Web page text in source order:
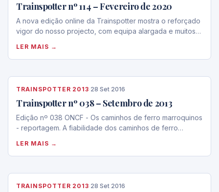
Trainspotter nº 114 – Fevereiro de 2020
A nova edição online da Trainspotter mostra o reforçado
vigor do nosso projecto, com equipa alargada e muitos…
LER MAIS →
TRAINSPOTTER 2013·28 Set 2016
Trainspotter nº 038 – Setembro de 2013
Edição nº 038 ONCF - Os caminhos de ferro marroquinos
- reportagem. A fiabilidade dos caminhos de ferro…
LER MAIS →
TRAINSPOTTER 2013·28 Set 2016